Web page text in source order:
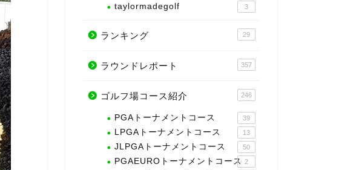
taylormadegolf 3
ランキング 29
ラウンドレポート 357
ゴルフ場コース紹介 246
PGAトーナメントコース 39
LPGAトーナメントコース 13
JLPGAトーナメントコース 50
PGAEUROトーナメントコース 2